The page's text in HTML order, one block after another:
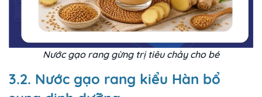
Nước gạo rang gừng trị tiêu chảy cho bé
3.2. Nước gạo rang kiểu Hàn bổ